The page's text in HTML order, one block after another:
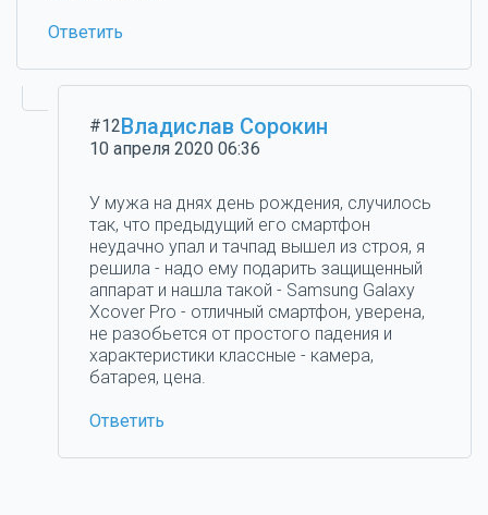
Ответить
#12Владислав Сорокин
10 апреля 2020 06:36
У мужа на днях день рождения, случилось
так, что предыдущий его смартфон
неудачно упал и тачпад вышел из строя, я
решила - надо ему подарить защищенный
аппарат и нашла такой - Samsung Galaxy
Xcover Pro - отличный смартфон, уверена,
не разобьется от простого падения и
характеристики классные - камера,
батарея, цена.
Ответить